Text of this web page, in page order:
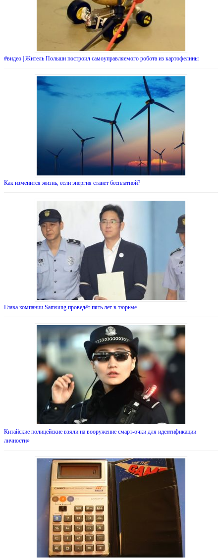
#видео | Житель Польши построил самоуправляемого робота из картофелины
Как изменится жизнь, если энергия станет бесплатной?
Глава компании Samsung проведёт пять лет в тюрьме
Китайские полицейские взяли на вооружение смарт-очки для идентификации
личности»